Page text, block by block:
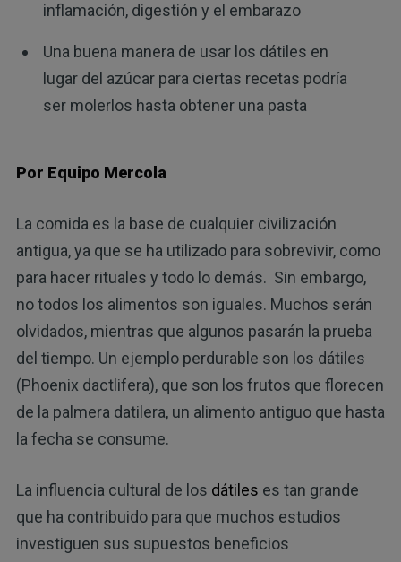
inflamación, digestión y el embarazo
Una buena manera de usar los dátiles en
lugar del azúcar para ciertas recetas podría
ser molerlos hasta obtener una pasta
Por Equipo Mercola
La comida es la base de cualquier civilización
antigua, ya que se ha utilizado para sobrevivir, como
para hacer rituales y todo lo demás. Sin embargo,
no todos los alimentos son iguales. Muchos serán
olvidados, mientras que algunos pasarán la prueba
del tiempo. Un ejemplo perdurable son los dátiles
(Phoenix dactlifera), que son los frutos que florecen
de la palmera datilera, un alimento antiguo que hasta
la fecha se consume.
La influencia cultural de los dátiles es tan grande
que ha contribuido para que muchos estudios
investiguen sus supuestos beneficios